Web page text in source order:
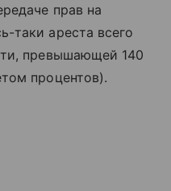
прав на
таки ареста всего
превышающей 140
процентов).